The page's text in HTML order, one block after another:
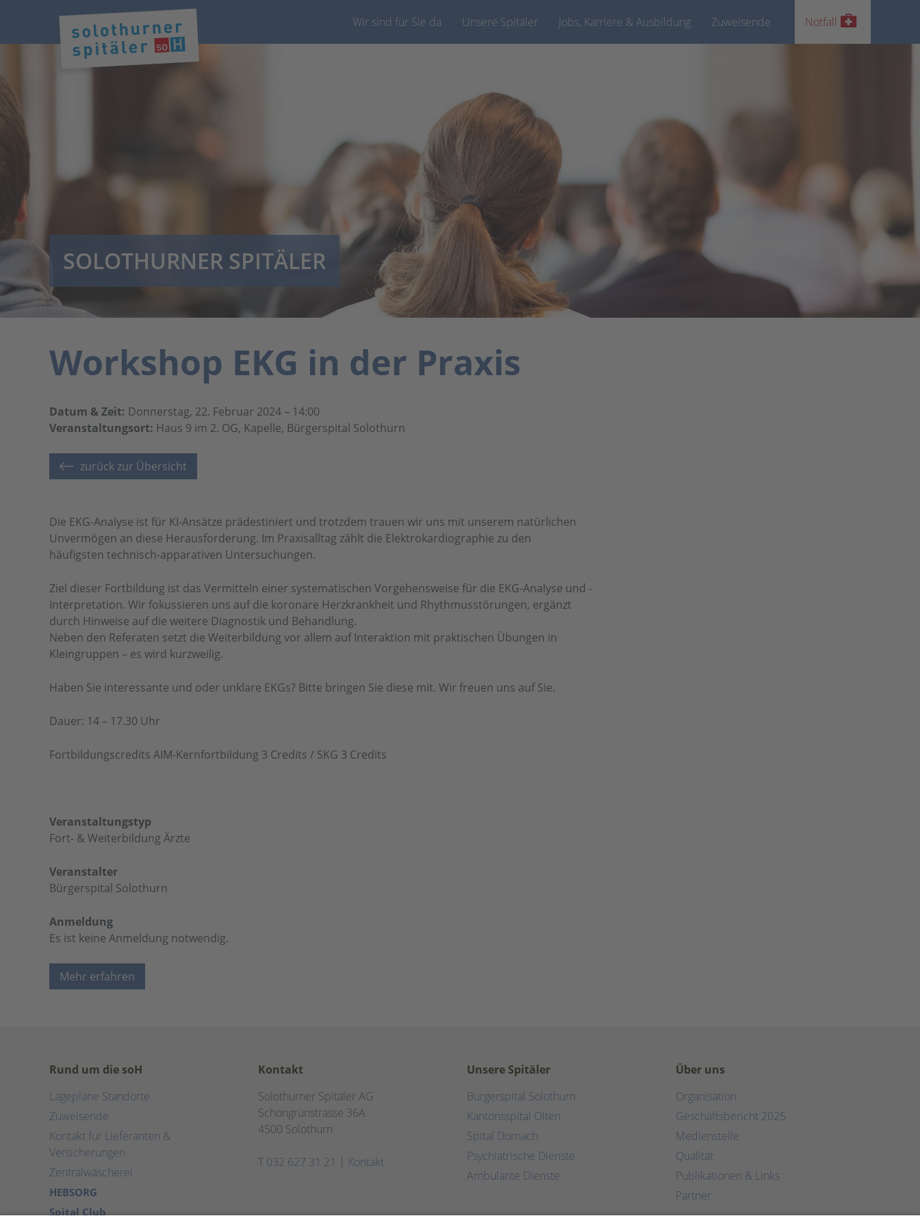
Wir sind für Sie da Unsere Spitäler Jobs, Karriere & Ausbildung Zuweisende Notfall
SOLOTHURNER SPITÄLER
Workshop EKG in der Praxis
Datum & Zeit: Donnerstag, 22. Februar 2024 – 14:00
Veranstaltungsort: Haus 9 im 2. OG, Kapelle, Bürgerspital Solothurn
zurück zur Übersicht
Die EKG-Analyse ist für KI-Ansätze prädestiniert und trotzdem trauen wir uns mit unserem natürlichen
Unvermögen an diese Herausforderung. Im Praxisalltag zählt die Elektrokardiographie zu den
häufigsten technisch-apparativen Untersuchungen.
Ziel dieser Fortbildung ist das Vermitteln einer systematischen Vorgehensweise für die EKG-Analyse und -
Interpretation. Wir fokussieren uns auf die koronare Herzkrankheit und Rhythmusstörungen, ergänzt
durch Hinweise auf die weitere Diagnostik und Behandlung.
Neben den Referaten setzt die Weiterbildung vor allem auf Interaktion mit praktischen Übungen in
Kleingruppen – es wird kurzweilig.
Haben Sie interessante und oder unklare EKGs? Bitte bringen Sie diese mit. Wir freuen uns auf Sie.
Dauer: 14 – 17.30 Uhr
Fortbildungscredits AIM-Kernfortbildung 3 Credits / SKG 3 Credits
Veranstaltungstyp
Fort- & Weiterbildung Ärzte
Veranstalter
Bürgerspital Solothurn
Anmeldung
Es ist keine Anmeldung notwendig.
Mehr erfahren
Rund um die soH
Lagepläne Standorte
Zuweisende
Kontakt für Lieferanten &
Versicherungen
Zentralwäscherei
HEBSORG
Spital Club
Kontakt
Solothurner Spitäler AG
Schöngrünstrasse 36A
4500 Solothurn
T 032 627 31 21 | Kontakt
Unsere Spitäler
Bürgerspital Solothurn
Kantonsspital Olten
Spital Dornach
Psychiatrische Dienste
Ambulante Dienste
Über uns
Organisation
Geschäftsbericht 2025
Medienstelle
Qualität
Publikationen & Links
Partner